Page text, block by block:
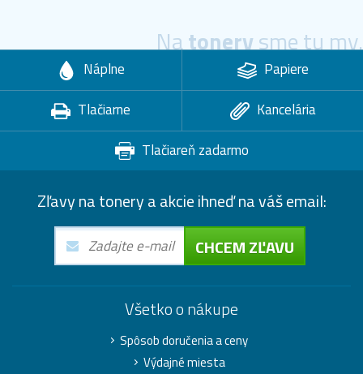
Natonerysme tu my.
Náplne
Papiere
Tlačiarne
Kancelária
Tlačiareň zadarmo
Zľavy na tonery a akcie ihneď na váš email:
CHCEM ZĽAVU
Všetko o nákupe
Spôsob doručenia a ceny
Výdajné miesta